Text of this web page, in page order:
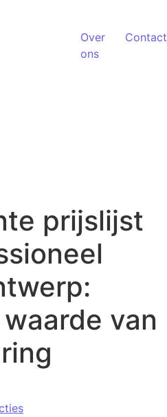
Over
ons
Contact
prijslijst
van